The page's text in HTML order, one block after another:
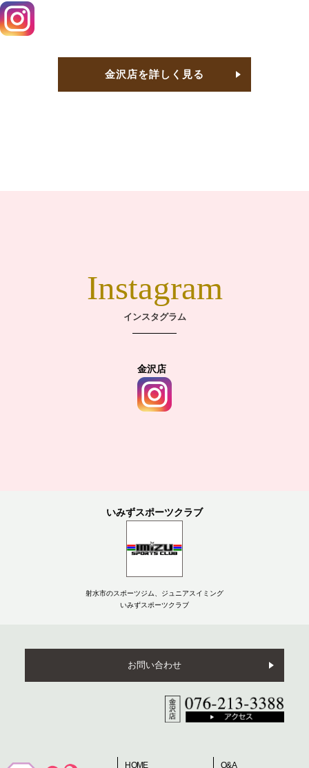
金沢店を詳しく見る
Instagram
インスタグラム
金沢店
いみずスポーツクラブ
射水市のスポーツジム、ジュニアスイミング
いみずスポーツクラブ
お問い合わせ
HOME Q&A